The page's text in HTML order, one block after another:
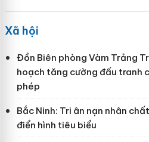
Xã hội
Đồn Biên phòng Vàm Trảng
hoạch tăng cường đấu tranh
phép
Bắc Ninh: Tri ân nạn nhân
điển hình tiêu biểu